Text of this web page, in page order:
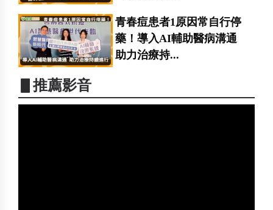
青春痘患者1原因常自行停
藥！導入AI輔助醫病溝通
助力治療持...
▋推薦影音